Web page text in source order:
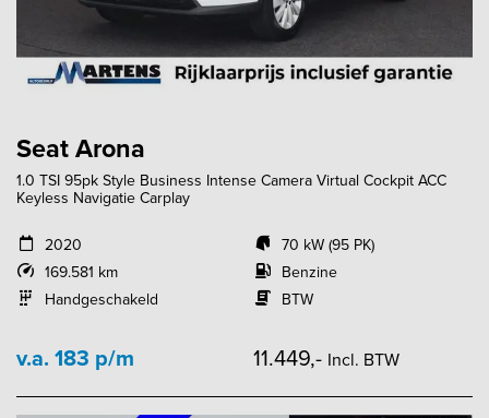
Seat Arona
1.0 TSI 95pk Style Business Intense Camera Virtual Cockpit ACC
Keyless Navigatie Carplay
2020
169.581 km
Handgeschakeld
70 kW (95 PK)
Benzine
BTW
v.a. 183 p/m 11.449,- Incl. BTW